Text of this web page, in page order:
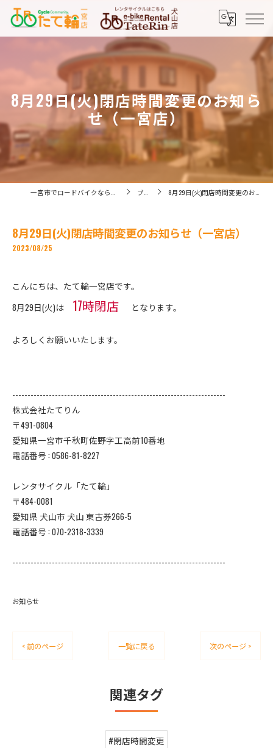
8月29日(火)閉店時間変更のお知ら
せ（一宮店）
ブログ 8月29日(火)閉店時間変更のお知らせ（一宮店）
8月29日(火)閉店時間変更のお知らせ（一宮店）
2023/08/25
こんにちは、たて輪一宮店です。
8月29日(火)は 17時閉店 となります。
よろしくお願いいたします。
----------------------------------------------------------------------
株式会社たてりん
〒491-0804
愛知県一宮市千秋町佐野字工高前10番地
電話番号 : 0586-81-8227
レンタサイクル「たて輪」
〒484-0081
愛知県 犬山市 犬山 東古券266-5
電話番号 : 070-2318-3339
----------------------------------------------------------------------
お知らせ
< 前のページ 一覧に戻る 次のページ >
関連タグ
#閉店時間変更